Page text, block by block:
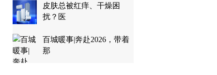
皮肤总被红痒、干燥困
扰？医
百城暖事|奔赴2026，带着
那